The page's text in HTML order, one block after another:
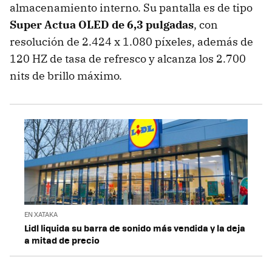
almacenamiento interno. Su pantalla es de tipo
Super Actua OLED de 6,3 pulgadas, con
resolución de 2.424 x 1.080 píxeles, además de
120 HZ de tasa de refresco y alcanza los 2.700
nits de brillo máximo.
EN XATAKA
Lidl liquida su barra de sonido más vendida y la deja
a mitad de precio